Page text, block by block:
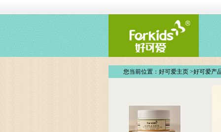
您当前位置： 好可爱主页 >好可爱产